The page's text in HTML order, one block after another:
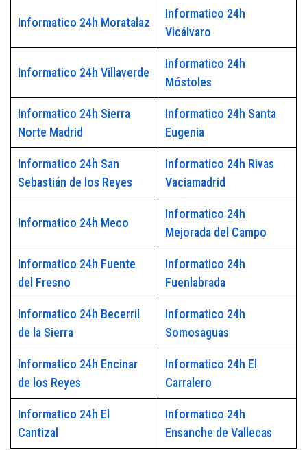
Informatico 24h Moratalaz
Informatico 24h
Vicálvaro
Informatico 24h Villaverde
Informatico 24h
Móstoles
Informatico 24h Sierra
Norte Madrid
Informatico 24h Santa
Eugenia
Informatico 24h San
Sebastián de los Reyes
Informatico 24h Rivas
Vaciamadrid
Informatico 24h Meco
Informatico 24h
Mejorada del Campo
Informatico 24h Fuente
del Fresno
Informatico 24h
Fuenlabrada
Informatico 24h Becerril
de la Sierra
Informatico 24h
Somosaguas
Informatico 24h Encinar
de los Reyes
Informatico 24h El
Carralero
Informatico 24h El
Cantizal
Informatico 24h
Ensanche de Vallecas